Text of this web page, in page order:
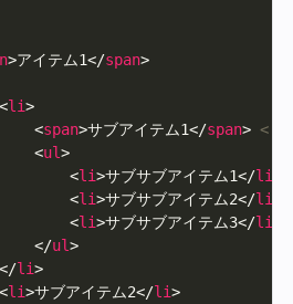
>アイテム1</span >
li
>
<
span>サブアイテム1</span> <!--
<
ul
>
<
li>サブサブアイテム1</li
<
li>サブサブアイテム2</li
<
li>サブサブアイテム3</li
</
ul
li
>
li>サブアイテム2</li
>